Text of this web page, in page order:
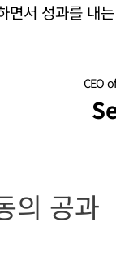
면서 성과를 내
CEO
의 공과